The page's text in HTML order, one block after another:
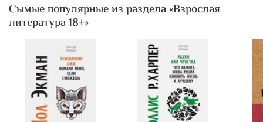
Сымые популярные из раздела «Взрослая
литература 18+»